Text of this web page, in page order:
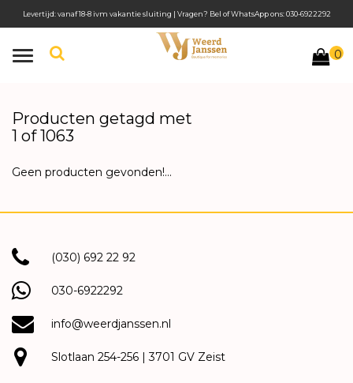
Toggle
0
Levertijd: vanaf 18-8 ivm vakantie sluiting | Vragen? Bel of WhatsApp ons: 030-6922292
Producten getagd met
1 of 1063
Geen producten gevonden!...
(030) 692 22 92
030-6922292
info@weerdjanssen.nl
Slotlaan 254-256 | 3701 GV Zeist